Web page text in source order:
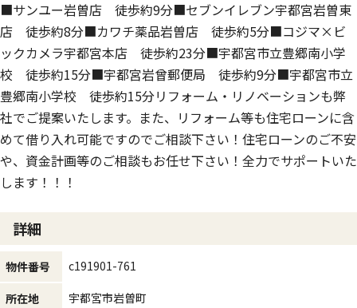
■サンユー岩曽店 徒歩約9分■セブンイレブン宇都宮岩曽東
店 徒歩約8分■カワチ薬品岩曽店 徒歩約5分■コジマ×ビ
ックカメラ宇都宮本店 徒歩約23分■宇都宮市立豊郷南小学
校 徒歩約15分■宇都宮岩曾郵便局 徒歩約9分■宇都宮市立
豊郷南小学校 徒歩約15分リフォーム・リノベーションも弊
社でご提案いたします。また、リフォーム等も住宅ローンに含
めて借り入れ可能ですのでご相談下さい！住宅ローンのご不安
や、資金計画等のご相談もお任せ下さい！全力でサポートいた
します！！！
詳細
物件番号 c191901-761
所在地 宇都宮市岩曽町